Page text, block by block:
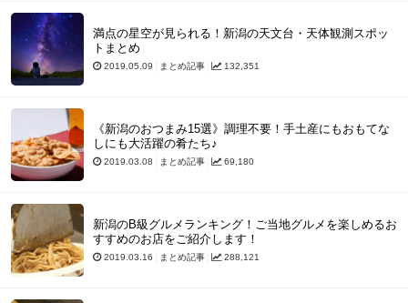
満点の星空が見られる！新潟の天文台・天体観測スポッ
トまとめ
2019.05.09 まとめ記事 132,351
《新潟のおつまみ15選》調理不要！手土産にもおもてな
しにも大活躍の肴たち♪
2019.03.08 まとめ記事 69,180
新潟のB級グルメランキング！ご当地グルメを楽しめるお
すすめのお店をご紹介します！
2019.03.16 まとめ記事 288,121